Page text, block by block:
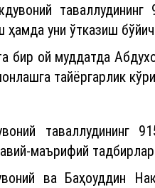
ҳамда уни ўтказиш
бир ой муддатда
тайёргарлик
таваллудининг
маърифий
ва Баҳоуддин